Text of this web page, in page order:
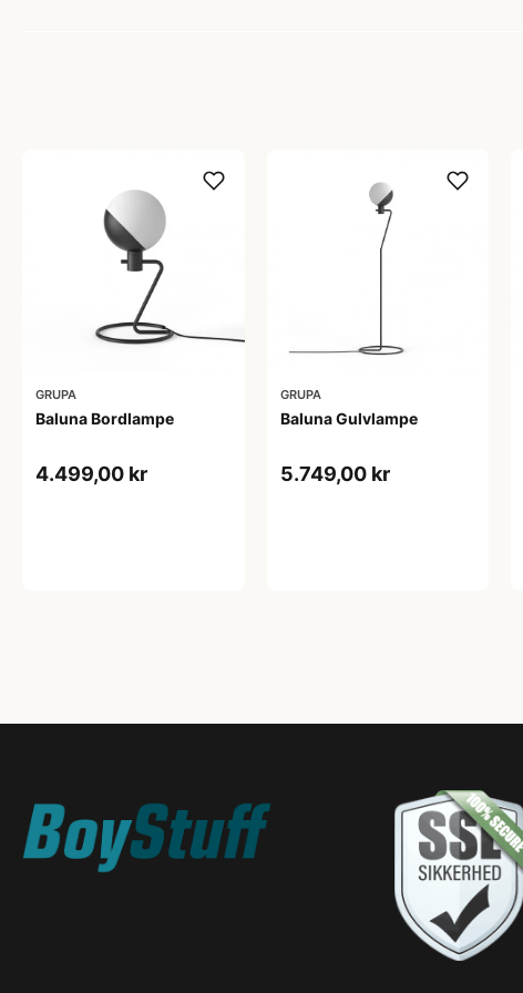
GRUPA
Baluna Bordlampe
4.499,00 kr
GRUPA
Baluna Gulvlampe
5.749,00 kr